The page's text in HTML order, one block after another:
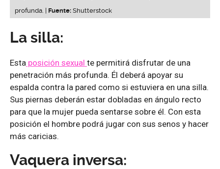
profunda. | Fuente: Shutterstock
La silla:
Esta posición sexual te permitirá disfrutar de una
penetración más profunda. Él deberá apoyar su
espalda contra la pared como si estuviera en una silla.
Sus piernas deberán estar dobladas en ángulo recto
para que la mujer pueda sentarse sobre él. Con esta
posición el hombre podrá jugar con sus senos y hacer
más caricias.
Vaquera inversa: